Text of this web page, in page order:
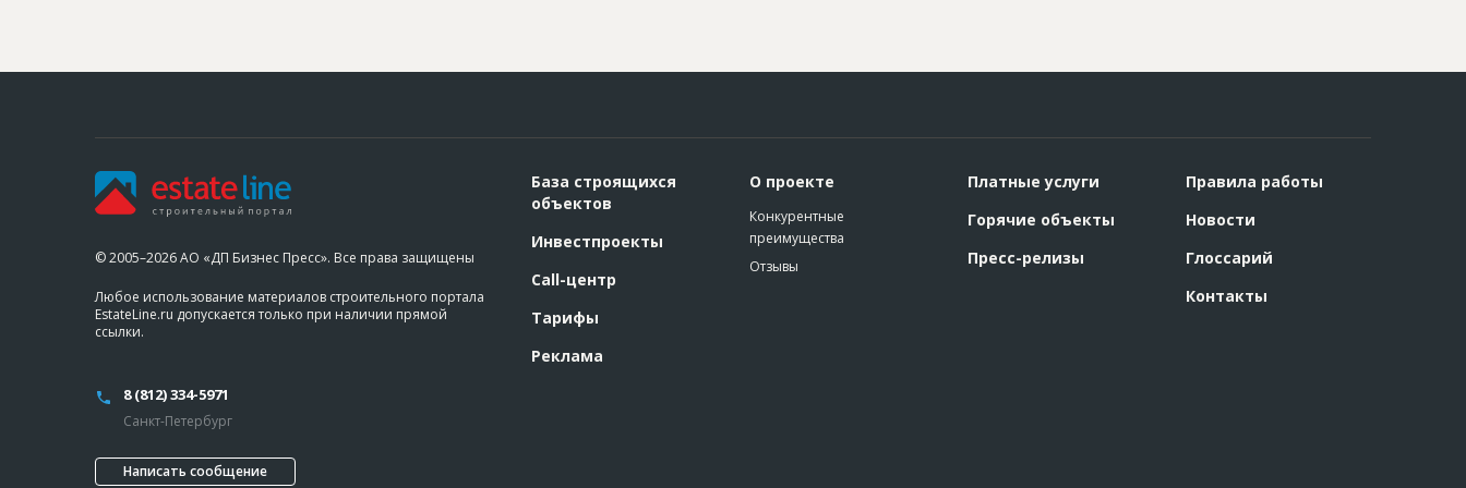
© 2005–2026 АО «ДП Бизнес Пресс». Все права защищены
Любое использование материалов строительного портала
EstateLine.ru допускается только при наличии прямой
ссылки.
8 (812) 334-5971
Санкт-Петербург
Написать сообщение
База строящихся
объектов
Инвестпроекты
Call-центр
Тарифы
Реклама
О проекте
Конкурентные
преимущества
Отзывы
Платные услуги
Горячие объекты
Пресс-релизы
Правила работы
Новости
Глоссарий
Контакты